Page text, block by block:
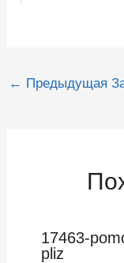
Навигация
← Предыдущая
17463-
pliz